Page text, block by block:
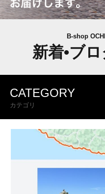
B-shop
新着•ブ
CATEGORY
カテゴリ